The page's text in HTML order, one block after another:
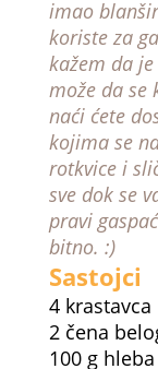
imao
koriste za
kažem da
može da se
naći ćete
kojima se
rotkvice i
sve dok se
pravi
bitno. :)
Sastojci
4 krastavca
2 čena
100 g